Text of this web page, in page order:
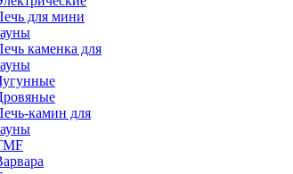
для мини
каменка для
камин для